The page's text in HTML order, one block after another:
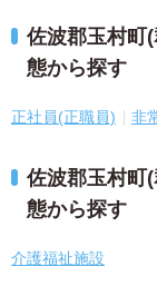
佐波郡玉村町
態から探す
正社員(正職員) 非
佐波郡玉村町
態から探す
介護福祉施設